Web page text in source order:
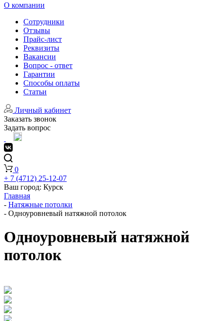
О компании
Сотрудники
Отзывы
Прайс-лист
Реквизиты
Вакансии
Вопрос - ответ
Гарантии
Способы оплаты
Статьи
Личный кабинет
Заказать звонок
Задать вопрос
0
+ 7 (4712) 25-12-07
Ваш город: Курск
Главная
- Натяжные потолки
- Одноуровневый натяжной потолок
Одноуровневый натяжной
потолок